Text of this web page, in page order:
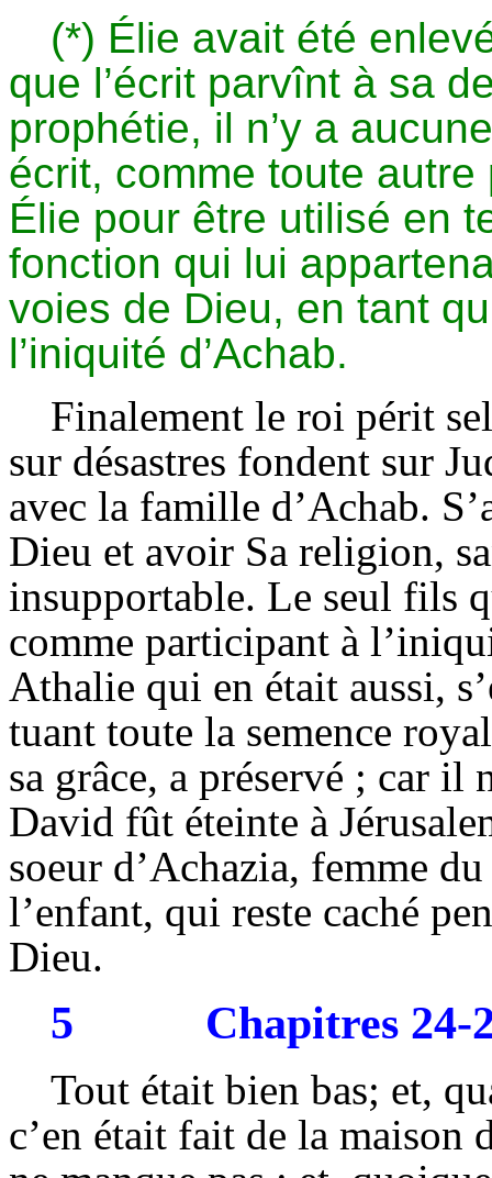
(*) Élie avait été
que l’écrit parvînt à sa
prophétie, il n’y a
écrit, comme toute
Élie pour être utilisé en
fonction qui lui
voies de Dieu, en tant
l’iniquité d’Achab.
Finalement le roi périt
sur désastres fondent sur
avec la famille d’Achab.
Dieu et avoir Sa religion,
insupportable. Le seul fils
comme participant à
Athalie qui en était aussi,
tuant toute la semence
sa grâce, a préservé ; car il
David fût éteinte à
soeur d’Achazia, femme
l’enfant, qui reste caché
Dieu.
5 Chapitres 24-
Tout était bien bas; et,
c’en était fait de la